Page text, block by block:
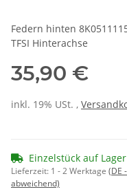
Federn hinten
TFSI Hinterachse
35,90 €
inkl. 19% USt. ,
Einzelstück auf Lager
Lieferzeit: 1 - 2 Werktage (DE
abweichend)